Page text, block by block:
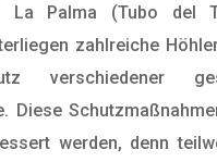
La Palma (Tubo del
zahlreiche
verschiedener
Diese
werden, denn